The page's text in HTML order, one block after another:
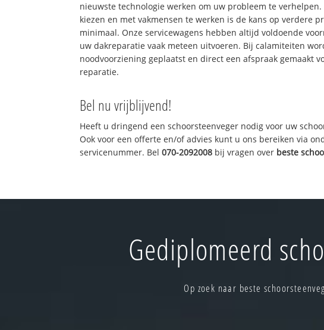
nieuwste technologie werken om uw probleem te verhelpen.
kiezen en met vakmensen te werken is de kans op verdere
minimaal. Onze servicewagens hebben altijd voldoende
uw dakreparatie vaak meteen uitvoeren. Bij calamiteiten
noodvoorziening geplaatst en direct een afspraak gemaakt
reparatie.
Bel nu vrijblijvend!
Heeft u dringend een schoorsteenveger nodig voor uw
Ook voor een offerte en/of advies kunt u ons bereiken via
servicenummer. Bel070-2092008 bij vragen over beste
Gediplomeerd
Op zoek naar beste